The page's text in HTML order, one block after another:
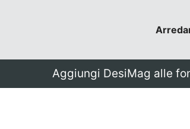
Aggiungi DesiMag alle